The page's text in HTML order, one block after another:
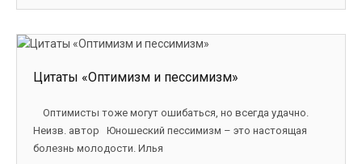
Цитаты «Оптимизм и пессимизм»
Оптимисты тоже могут ошибаться, но всегда удачно.
Неизв. автор Юношеский пессимизм – это настоящая
болезнь молодости. Илья